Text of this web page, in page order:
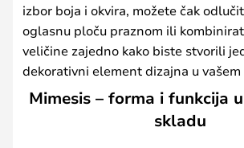
izbor boja i okvira, možete čak
oglasnu ploču praznom ili
veličine zajedno kako biste stvorili
dekorativni element dizajna u vašem
Mimesis – forma i funkcija
skladu